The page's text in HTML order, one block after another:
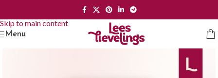
Skip to main content
Menu